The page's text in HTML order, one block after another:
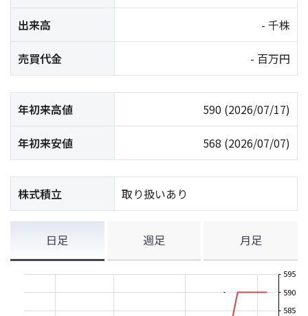
出来高 - 千株
売買代金 - 百万円
年初来高値 590 (2026/07/17)
年初来安値 568 (2026/07/07)
株式積立 取り扱いあり
日足 週足 月足
585
590
595